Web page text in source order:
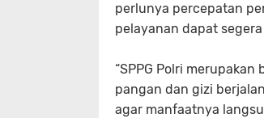
perlunya percepatan
pelayanan dapat
“SPPG Polri
pangan dan gizi
agar manfaatnya